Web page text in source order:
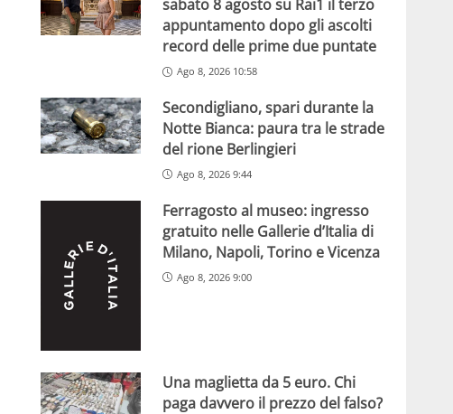
sabato 8 agosto su Rai1 il terzo
appuntamento dopo gli ascolti
record delle prime due puntate
Ago 8, 2026 10:58
Secondigliano, spari durante la
Notte Bianca: paura tra le strade
del rione Berlingieri
Ago 8, 2026 9:44
Ferragosto al museo: ingresso
gratuito nelle Gallerie d’Italia di
Milano, Napoli, Torino e Vicenza
Ago 8, 2026 9:00
Una maglietta da 5 euro. Chi
paga davvero il prezzo del falso?